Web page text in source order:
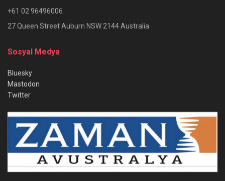
+61 02 96496006
27 Queen Street Auburn NSW 2144 Australia
Sosyal Medya
Bluesky
Mastodon
Twitter